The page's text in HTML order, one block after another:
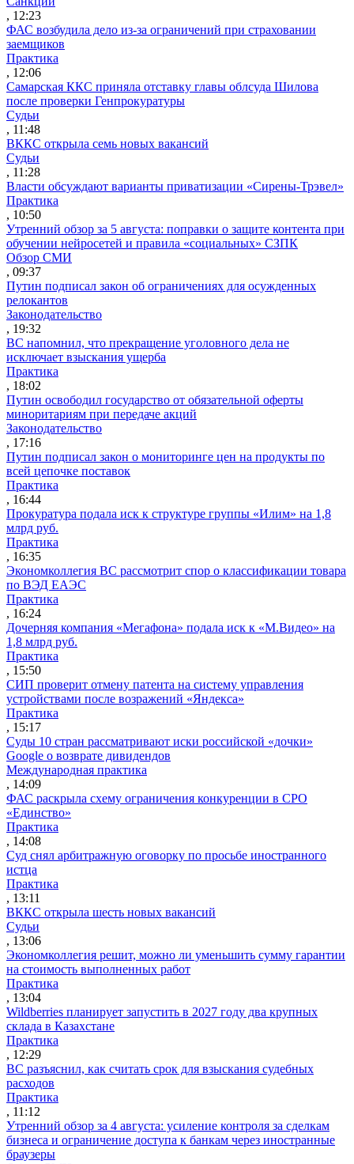
, 12:23
ФАС возбудила дело из-за ограничений при страховании
заемщиков
Практика
, 12:06
Самарская ККС приняла отставку главы облсуда Шилова
после проверки Генпрокуратуры
Судьи
, 11:48
ВККС открыла семь новых вакансий
Судьи
, 11:28
Власти обсуждают варианты приватизации «Сирены-Трэвел»
Практика
, 10:50
Утренний обзор за 5 августа: поправки о защите контента при
обучении нейросетей и правила «социальных» СЗПК
Обзор СМИ
, 09:37
Путин подписал закон об ограничениях для осужденных
релокантов
Законодательство
, 19:32
ВС напомнил, что прекращение уголовного дела не
исключает взыскания ущерба
Практика
, 18:02
Путин освободил государство от обязательной оферты
миноритариям при передаче акций
Законодательство
, 17:16
Путин подписал закон о мониторинге цен на продукты по
всей цепочке поставок
Практика
, 16:44
Прокуратура подала иск к структуре группы «Илим» на 1,8
млрд руб.
Практика
, 16:35
Экономколлегия ВС рассмотрит спор о классификации товара
по ВЭД ЕАЭС
Практика
, 16:24
Дочерняя компания «Мегафона» подала иск к «М.Видео» на
1,8 млрд руб.
Практика
, 15:50
СИП проверит отмену патента на систему управления
устройствами после возражений «Яндекса»
Практика
, 15:17
Суды 10 стран рассматривают иски российской «дочки»
Google о возврате дивидендов
Международная практика
, 14:09
ФАС раскрыла схему ограничения конкуренции в СРО
«Единство»
Практика
, 14:08
Суд снял арбитражную оговорку по просьбе иностранного
истца
Практика
, 13:11
ВККС открыла шесть новых вакансий
Судьи
, 13:06
Экономколлегия решит, можно ли уменьшить сумму гарантии
на стоимость выполненных работ
Практика
, 13:04
Wildberries планирует запустить в 2027 году два крупных
склада в Казахстане
Практика
, 12:29
ВС разъяснил, как считать срок для взыскания судебных
расходов
Практика
, 11:12
Утренний обзор за 4 августа: усиление контроля за сделкам
бизнеса и ограничение доступа к банкам через иностранные
браузеры